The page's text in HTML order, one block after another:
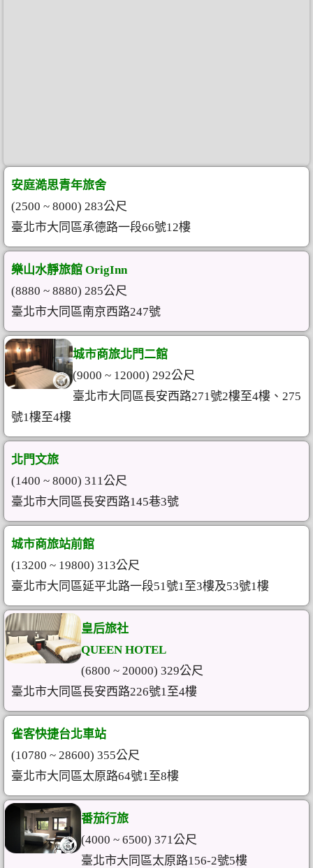
安庭澔思青年旅舍
(2500 ~ 8000) 283公尺
臺北市大同區承德路一段66號12樓
樂山水靜旅館 OrigInn
(8880 ~ 8880) 285公尺
臺北市大同區南京西路247號
城市商旅北門二館
(9000 ~ 12000) 292公尺
臺北市大同區長安西路271號2樓至4樓、275
號1樓至4樓
北門文旅
(1400 ~ 8000) 311公尺
臺北市大同區長安西路145巷3號
城市商旅站前館
(13200 ~ 19800) 313公尺
臺北市大同區延平北路一段51號1至3樓及53號1樓
皇后旅社
QUEEN HOTEL
(6800 ~ 20000) 329公尺
臺北市大同區長安西路226號1至4樓
雀客快捷台北車站
(10780 ~ 28600) 355公尺
臺北市大同區太原路64號1至8樓
番茄行旅
(4000 ~ 6500) 371公尺
臺北市大同區太原路156-2號5樓